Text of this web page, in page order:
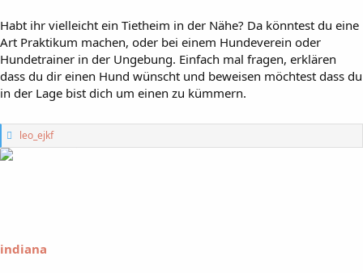
Habt ihr vielleicht ein Tietheim in der Nähe? Da könntest du eine
Art Praktikum machen, oder bei einem Hundeverein oder
Hundetrainer in der Ungebung. Einfach mal fragen, erklären
dass du dir einen Hund wünscht und beweisen möchtest dass du
in der Lage bist dich um einen zu kümmern.
G
e
r
leo_ejkf
indiana